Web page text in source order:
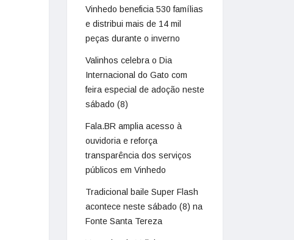
Vinhedo beneficia 530 famílias
e distribui mais de 14 mil
peças durante o inverno
Valinhos celebra o Dia
Internacional do Gato com
feira especial de adoção neste
sábado (8)
Fala.BR amplia acesso à
ouvidoria e reforça
transparência dos serviços
públicos em Vinhedo
Tradicional baile Super Flash
acontece neste sábado (8) na
Fonte Santa Tereza